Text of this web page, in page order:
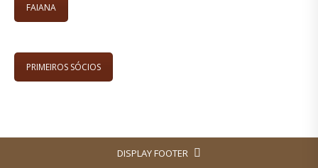
FAIANA
PRIMEIROS SÓCIOS
DISPLAY FOOTER